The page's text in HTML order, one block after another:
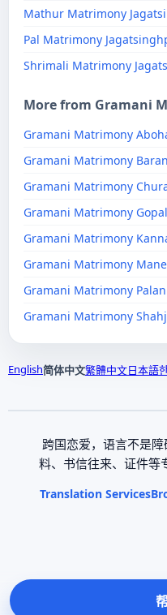
Mathur Matrimony
Pal Matrimony
Shrimali Matrimony
More from Gramani
Gramani Matrimony
Gramani Matrimony
Gramani Matrimony
Gramani Matrimony
Gramani Matrimony
Gramani Matrimony
Gramani Matrimony
Gramani Matrimony
English简体中文繁體中文日本語
跨国恋爱，语言不是障
料、书信往来、证件等
Translation Services